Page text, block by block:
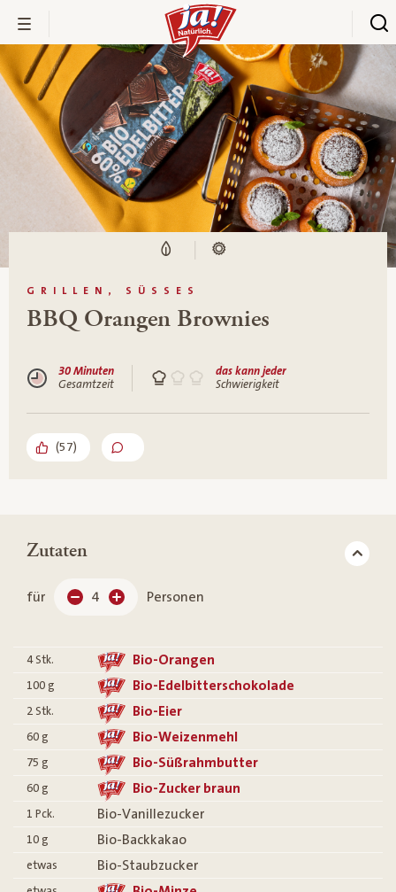
GRILLEN, SÜSSES
BBQ Orangen Brownies
30 Minuten
Gesamtzeit
das kann jeder
Schwierigkeit
(57)
Zutaten
für 4 Personen
4 Stk. Bio-Orangen
100 g Bio-Edelbitterschokolade
2 Stk. Bio-Eier
60 g Bio-Weizenmehl
75 g Bio-Süßrahmbutter
60 g Bio-Zucker braun
1 Pck. Bio-Vanillezucker
10 g Bio-Backkakao
etwas Bio-Staubzucker